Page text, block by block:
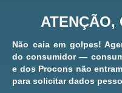
ATENÇÃO,
Não caia em golpes!
do consumidor —
e dos Procons não
para solicitar dados